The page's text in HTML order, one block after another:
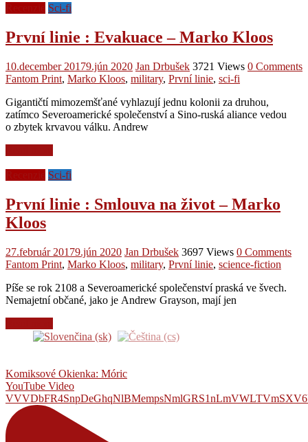
Sci-fi
První linie : Evakuace – Marko Kloos
10.december 20179.jún 2020 Jan Drbušek 3721 Views 0 Comments
Fantom Print, Marko Kloos, military, První linie, sci-fi
Gigantičtí mimozemšťané vyhlazují jednu kolonii za druhou,
zatímco Severoamerické společenství a Sino-ruská aliance vedou
o zbytek krvavou válku. Andrew
Sci-fi
První linie : Smlouva na život – Marko
Kloos
27.február 20179.jún 2020 Jan Drbušek 3697 Views 0 Comments
Fantom Print, Marko Kloos, military, První linie, science-fiction
Píše se rok 2108 a Severoamerické společenství praská ve švech.
Nemajetní občané, jako je Andrew Grayson, mají jen
Komiksové Okienka: Móric
YouTube Video